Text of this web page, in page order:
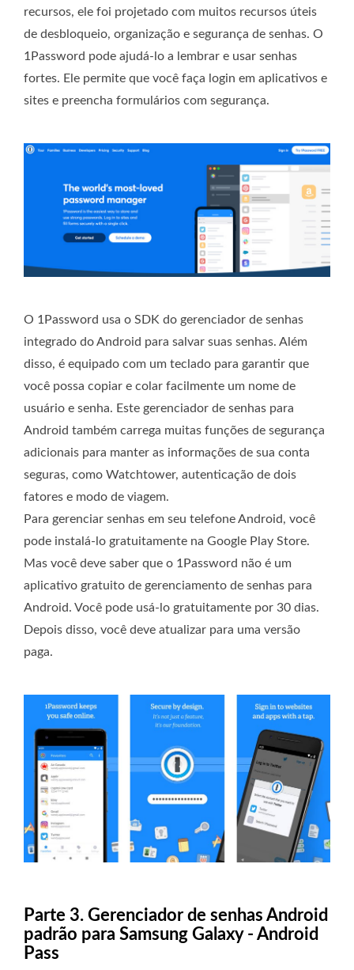
recursos, ele foi projetado com muitos recursos úteis
de desbloqueio, organização e segurança de senhas. O
1Password pode ajudá-lo a lembrar e usar senhas
fortes. Ele permite que você faça login em aplicativos e
sites e preencha formulários com segurança.
O 1Password usa o SDK do gerenciador de senhas
integrado do Android para salvar suas senhas. Além
disso, é equipado com um teclado para garantir que
você possa copiar e colar facilmente um nome de
usuário e senha. Este gerenciador de senhas para
Android também carrega muitas funções de segurança
adicionais para manter as informações de sua conta
seguras, como Watchtower, autenticação de dois
fatores e modo de viagem.
Para gerenciar senhas em seu telefone Android, você
pode instalá-lo gratuitamente na Google Play Store.
Mas você deve saber que o 1Password não é um
aplicativo gratuito de gerenciamento de senhas para
Android. Você pode usá-lo gratuitamente por 30 dias.
Depois disso, você deve atualizar para uma versão
paga.
Parte 3. Gerenciador de senhas Android
padrão para Samsung Galaxy - Android
Pass